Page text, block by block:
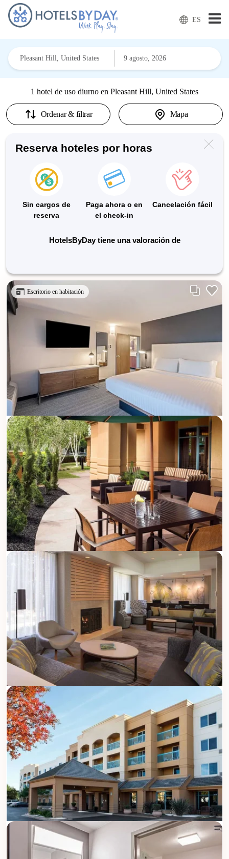
ES
1 hotel de uso diurno en Pleasant Hill, United States
Ordenar & filtrar Mapa
Reserva hoteles por horas
Sin cargos de
reserva
Paga ahora o en
el check-in
Cancelación fácil
HotelsByDay tiene una valoración de
Escritorio en habitación